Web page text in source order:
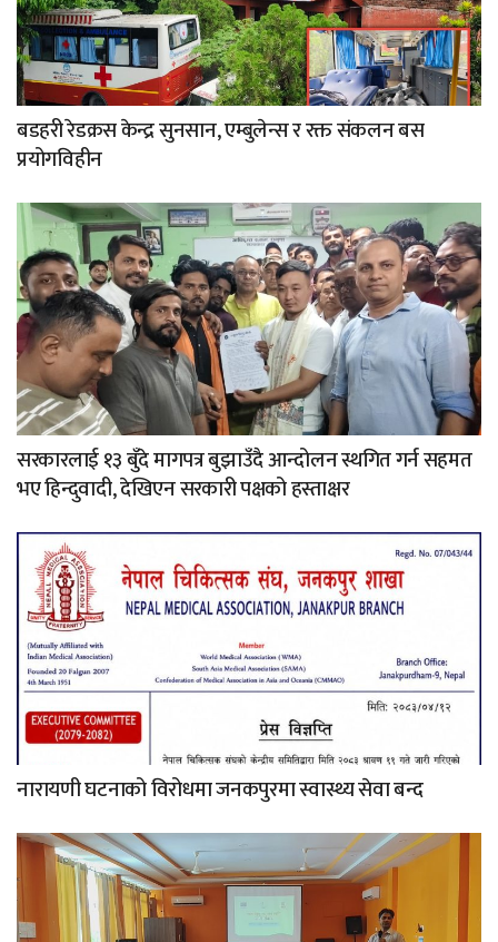
बडहरी रेडक्रस केन्द्र सुनसान, एम्बुलेन्स र रक्त संकलन बस
प्रयोगविहीन
सरकारलाई १३ बुँदे मागपत्र बुझाउँदै आन्दोलन स्थगित गर्न सहमत
भए हिन्दुवादी, देखिएन सरकारी पक्षको हस्ताक्षर
नारायणी घटनाको विरोधमा जनकपुरमा स्वास्थ्य सेवा बन्द